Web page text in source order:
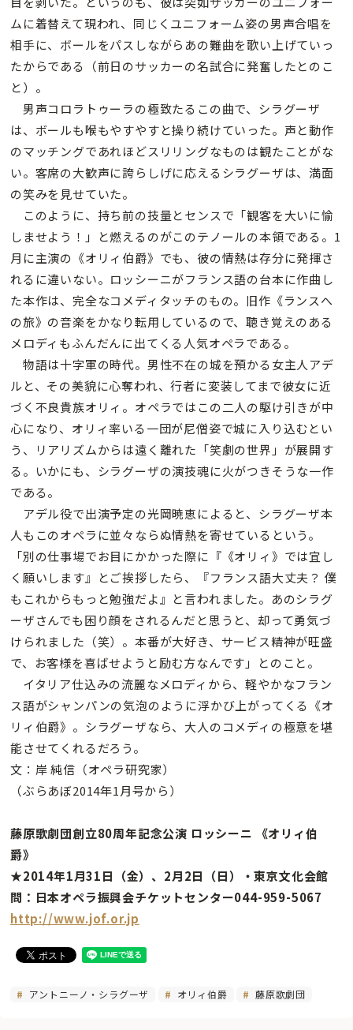
ムに着替えて現われ、同じくユニフォーム姿の男声合唱を
相手に、ボールをパスしながらあの難曲を歌い上げていっ
たからである（前日のサッカーの名試合に発奮したとのこ
と）。
男声コロラトゥーラの極致たるこの曲で、シラグーザ
は、ボールも喉もやすやすと操り続けていった。声と動作
のマッチングであれほどスリリングなものは観たことがな
い。客席の大歓声に誇らしげに応えるシラグーザは、満面
の笑みを見せていた。
このように、持ち前の技量とセンスで「観客を大いに愉
しませよう！」と燃えるのがこのテノールの本領である。1
月に主演の《オリィ伯爵》でも、彼の情熱は存分に発揮さ
れるに違いない。ロッシーニがフランス語の台本に作曲し
た本作は、完全なコメディタッチのもの。旧作《ランスへ
の旅》の音楽をかなり転用しているので、聴き覚えのある
メロディもふんだんに出てくる人気オペラである。
物語は十字軍の時代。男性不在の城を預かる女主人アデ
ルと、その美貌に心奪われ、行者に変装してまで彼女に近
づく不良貴族オリィ。オペラではこの二人の駆け引きが中
心になり、オリィ率いる一団が尼僧姿で城に入り込むとい
う、リアリズムからは遠く離れた「笑劇の世界」が展開す
る。いかにも、シラグーザの演技魂に火がつきそうな一作
である。
アデル役で出演予定の光岡暁恵によると、シラグーザ本
人もこのオペラに並々ならぬ情熱を寄せているという。
「別の仕事場でお目にかかった際に『《オリィ》では宜し
く願いします』とご挨拶したら、『フランス語大丈夫？ 僕
もこれからもっと勉強だよ』と言われました。あのシラグ
ーザさんでも困り顔をされるんだと思うと、却って勇気づ
けられました（笑）。本番が大好き、サービス精神が旺盛
で、お客様を喜ばせようと励む方なんです」とのこと。
イタリア仕込みの流麗なメロディから、軽やかなフラン
ス語がシャンパンの気泡のように浮かび上がってくる《オ
リィ伯爵》。シラグーザなら、大人のコメディの極意を堪
能させてくれるだろう。
文：岸 純信（オペラ研究家）
（ぶらあぼ2014年1月号から）
藤原歌劇団創立80周年記念公演 ロッシーニ 《オリィ伯
爵》
★2014年1月31日（金）、2月2日（日）・東京文化会館
問：日本オペラ振興会チケットセンター044-959-5067
http://www.jof.or.jp
アントニーノ・シラグーザ オリィ伯爵 藤原歌劇団